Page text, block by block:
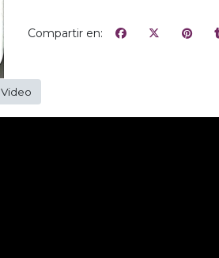
Compartir en:
Video